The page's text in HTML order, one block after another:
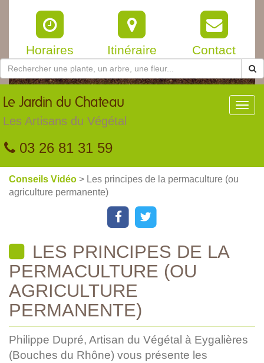
Horaires Itinéraire Contact
Le Jardin du Chateau
Les Artisans du Végétal
03 26 81 31 59
Conseils Vidéo > Les principes de la permaculture (ou
agriculture permanente)
LES PRINCIPES DE LA
PERMACULTURE (OU
AGRICULTURE
PERMANENTE)
Philippe Dupré, Artisan du Végétal à Eygalières
(Bouches du Rhône) vous présente les